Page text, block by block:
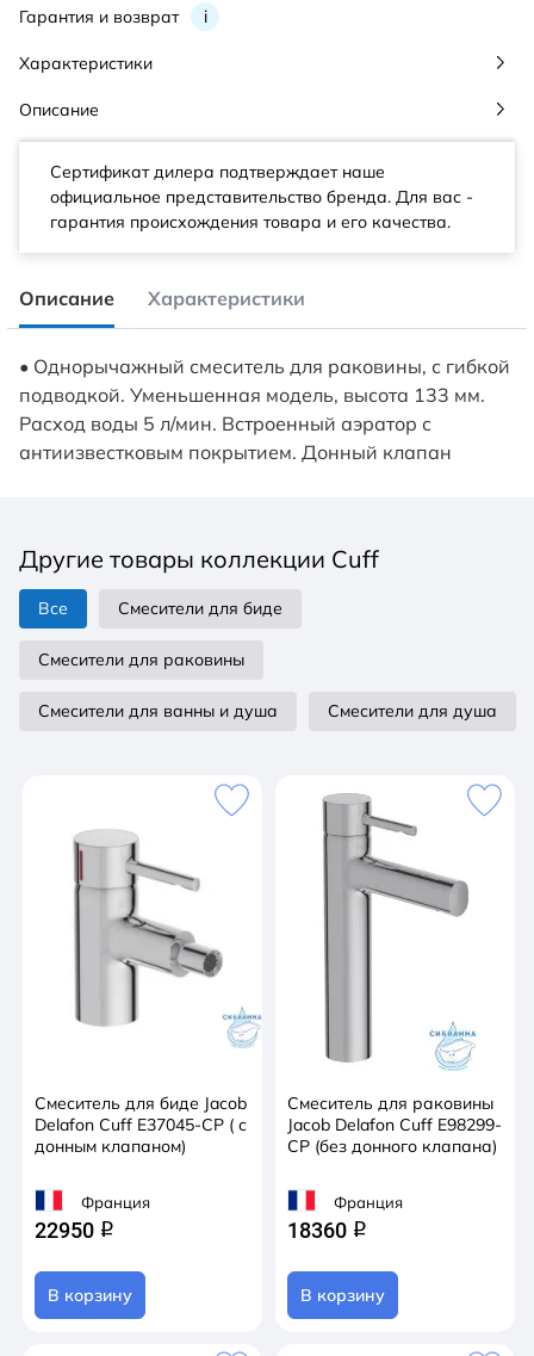
Гарантия и возврат i
Характеристики
Описание
Сертификат дилера подтверждает наше
официальное представительство бренда. Для вас -
гарантия происхождения товара и его качества.
Описание Характеристики
• Однорычажный смеситель для раковины, с гибкой
подводкой. Уменьшенная модель, высота 133 мм.
Расход воды 5 л/мин. Встроенный аэратор с
антиизвестковым покрытием. Донный клапан
Другие товары коллекции Cuff
Все Смесители для биде
Смесители для раковины
Смесители для ванны и душа Смесители для душа
Смеситель для биде Jacob
Delafon Cuff E37045-CP ( с
донным клапаном)
Франция
22950 q
В корзину
Смеситель для раковины
Jacob Delafon Cuff E98299-
CP (без донного клапана)
Франция
18360 q
В корзину